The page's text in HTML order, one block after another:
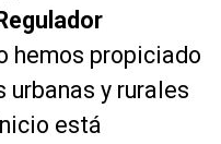
hemos propiciado
y rurales
está